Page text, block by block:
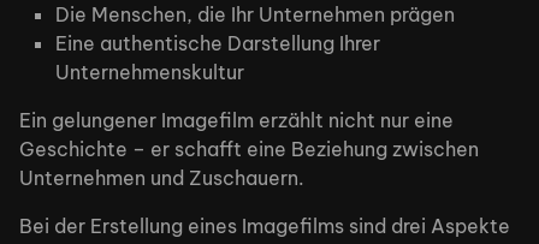
Die Menschen, die Ihr Unternehmen prägen
Eine authentische Darstellung Ihrer
Unternehmenskultur
Ein gelungener Imagefilm erzählt nicht nur eine
Geschichte – er schafft eine Beziehung zwischen
Unternehmen und Zuschauern.
Bei der Erstellung eines Imagefilms sind drei Aspekte